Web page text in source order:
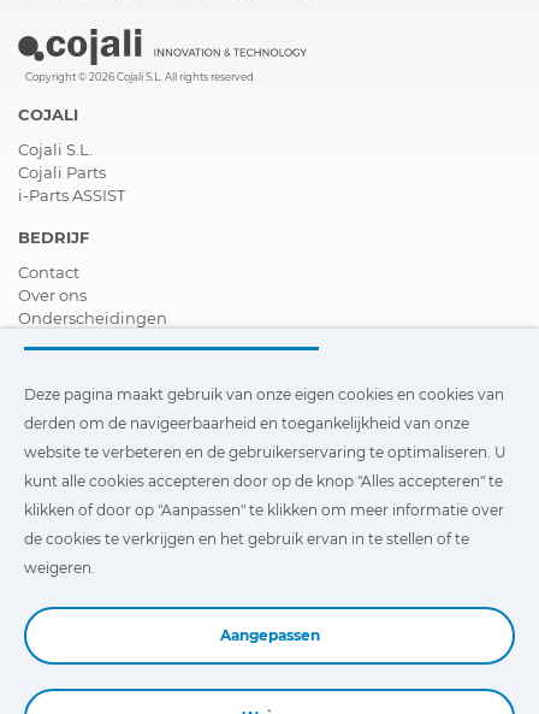
Copyright © 2026 Cojali S.L. All rights reserved
COJALI
Cojali S.L.
Cojali Parts
i-Parts ASSIST
BEDRIJF
Contact
Over ons
Onderscheidingen
Verdeler worden
Nieuws
Video´s
FAQ - V&A
van derden om de navigeerbaarheid en toegankelijkheid van
onze website te verbeteren en de gebruikerservaring te
optimaliseren. U kunt te klikken op
ervan in te stellen of te weigeren.
Deze pagina maakt gebruik van onze eigen cookies en cookies van
derden om de navigeerbaarheid en toegankelijkheid van onze
website te verbeteren en de gebruikerservaring te optimaliseren. U
kunt alle cookies accepteren door op de knop "Alles accepteren" te
klikken of door op "Aanpassen" te klikken om meer informatie over
de cookies te verkrijgen en het gebruik ervan in te stellen of te
weigeren.
Aangepassen